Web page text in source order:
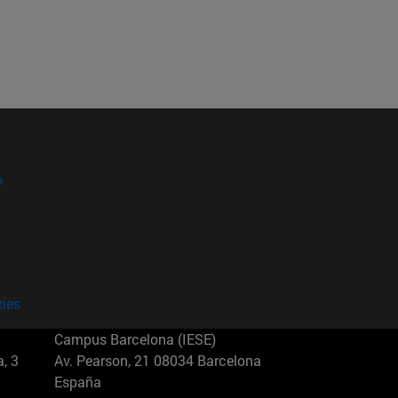
3
Campus Barcelona (IESE)
Av. Pearson, 21 08034 Barcelona
España